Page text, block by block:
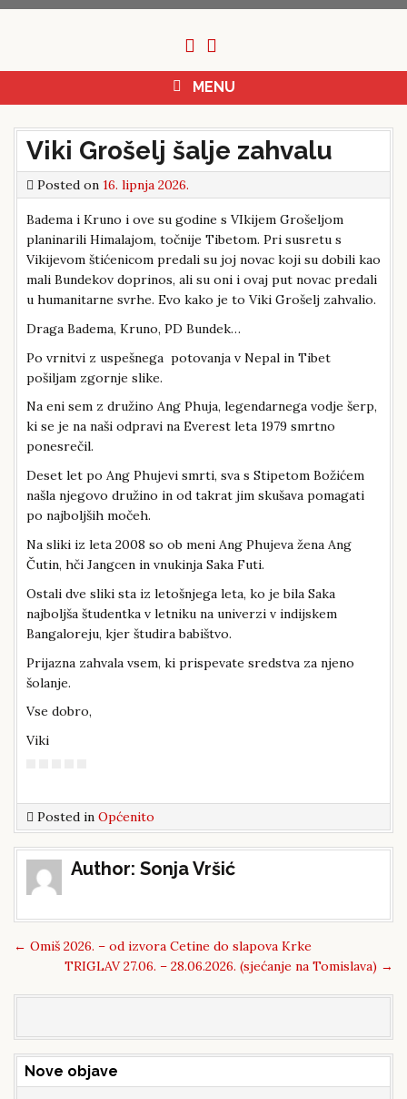
MENU
Viki Grošelj šalje zahvalu
Posted on 16. lipnja 2026.
Badema i Kruno i ove su godine s VIkijem Grošeljom
planinarili Himalajom, točnije Tibetom. Pri susretu s
Vikijevom štićenicom predali su joj novac koji su dobili kao
mali Bundekov doprinos, ali su oni i ovaj put novac predali
u humanitarne svrhe. Evo kako je to Viki Grošelj zahvalio.
Draga Badema, Kruno, PD Bundek…
Po vrnitvi z uspešnega potovanja v Nepal in Tibet
pošiljam zgornje slike.
Na eni sem z družino Ang Phuja, legendarnega vodje šerp,
ki se je na naši odpravi na Everest leta 1979 smrtno
ponesrečil.
Deset let po Ang Phujevi smrti, sva s Stipetom Božićem
našla njegovo družino in od takrat jim skušava pomagati
po najboljših močeh.
Na sliki iz leta 2008 so ob meni Ang Phujeva žena Ang
Čutin, hči Jangcen in vnukinja Saka Futi.
Ostali dve sliki sta iz letošnjega leta, ko je bila Saka
najboljša študentka v letniku na univerzi v indijskem
Bangaloreju, kjer študira babištvo.
Prijazna zahvala vsem, ki prispevate sredstva za njeno
šolanje.
Vse dobro,
Viki
Posted in Općenito
Author: Sonja Vršić
Post
navigation
← Omiš 2026. – od izvora Cetine do slapova Krke
TRIGLAV 27.06. – 28.06.2026. (sjećanje na Tomislava) →
Nove objave